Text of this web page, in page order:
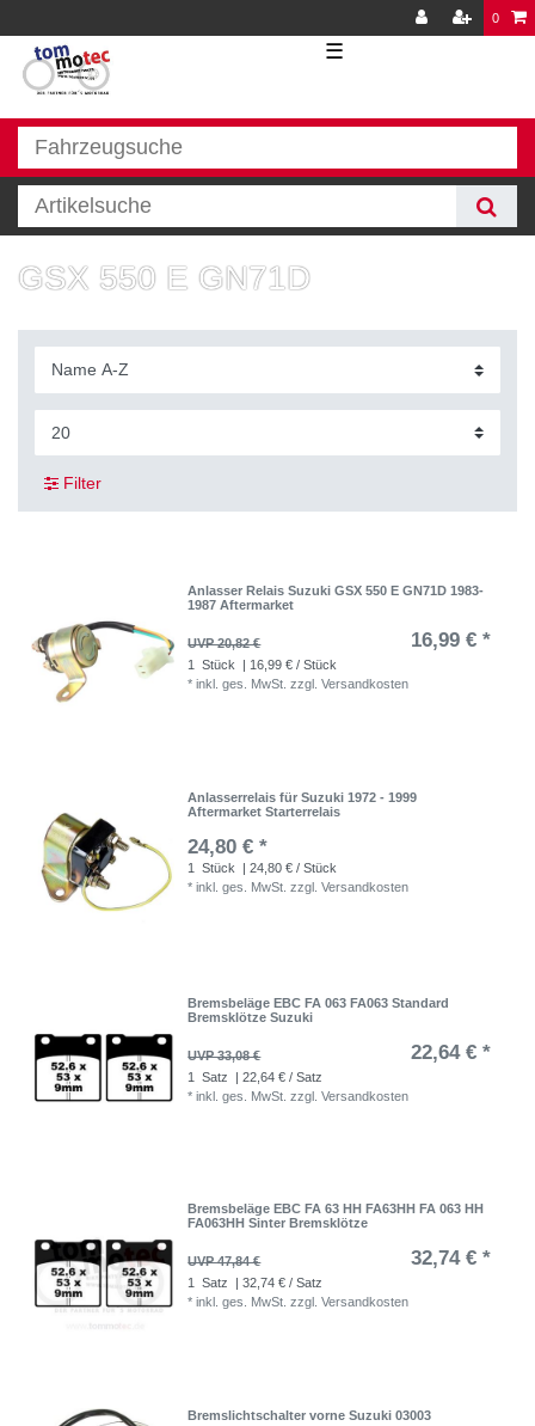
0
☰
GSX 550 E GN71D
Filter
Anlasser Relais Suzuki GSX 550 E GN71D 1983-
1987 Aftermarket
UVP 20,82 € 16,99 € *
1 Stück
| 16,99 € / Stück
*inkl. ges. MwSt. zzgl.Versandkosten
Anlasserrelais für Suzuki 1972 - 1999
Aftermarket Starterrelais
24,80 € *
1 Stück
| 24,80 € / Stück
*inkl. ges. MwSt. zzgl.Versandkosten
Bremsbeläge EBC FA 063 FA063 Standard
Bremsklötze Suzuki
UVP 33,08 € 22,64 € *
1 Satz
| 22,64 € / Satz
*inkl. ges. MwSt. zzgl.Versandkosten
Bremsbeläge EBC FA 63 HH FA63HH FA 063 HH
FA063HH Sinter Bremsklötze
UVP 47,84 € 32,74 € *
1 Satz
| 32,74 € / Satz
*inkl. ges. MwSt. zzgl.Versandkosten
Bremslichtschalter vorne Suzuki 03003